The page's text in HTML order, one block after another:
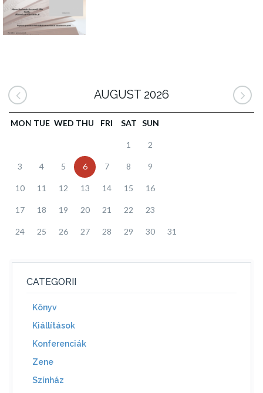
AUGUST 2026
MON TUE WED THU FRI SAT SUN
1 2
3 4 5 6 7 8 9
10 11 12 13 14 15 16
17 18 19 20 21 22 23
24 25 26 27 28 29 30 31
CATEGORII
Könyv
Kiállítások
Konferenciák
Zene
Színház